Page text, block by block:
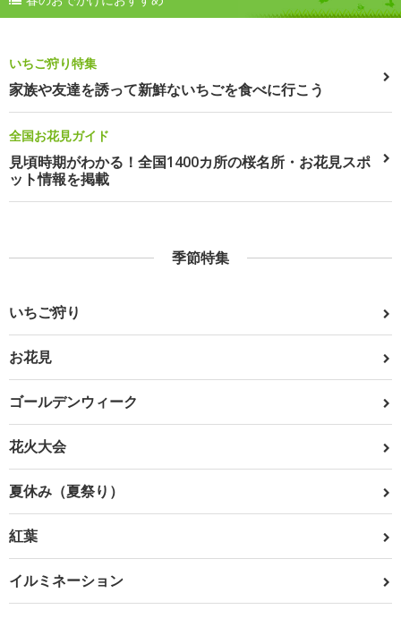
いちご狩り特集
家族や友達を誘って新鮮ないちごを食べに行こう
全国お花見ガイド
見頃時期がわかる！全国1400カ所の桜名所・お花見スポ
ット情報を掲載
季節特集
いちご狩り
お花見
ゴールデンウィーク
花火大会
夏休み（夏祭り）
紅葉
イルミネーション